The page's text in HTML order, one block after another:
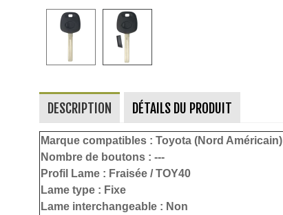
DESCRIPTION DÉTAILS DU PRODUIT
Marque compatibles : Toyota (Nord Américain)
Nombre de boutons : ---
Profil Lame : Fraisée / TOY40
Lame type : Fixe
Lame interchangeable : Non